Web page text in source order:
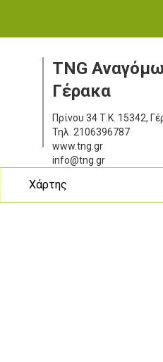
TNG
Γέρακα
Πρίνου 34 Τ.Κ. 15342,
Τηλ. 2106396787
www.tng.gr
info@tng.gr
Χάρτης